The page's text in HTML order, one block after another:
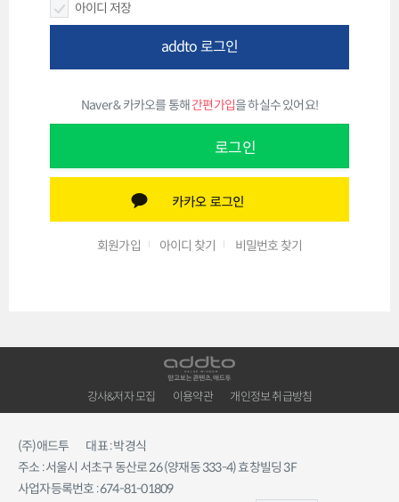
아이디 저장
addto 로그인
Naver & 카카오를 통해간편가입을 하실수 있어요!
로그인
회원가입 아이디 찾기 비밀번호 찾기
강사&저자 모집 이용약관 개인정보 취급방침
(주)애드투
대표 : 박경식
주소 : 서울시 서초구 동산로 26 (양재동 333-4) 효창빌딩 3F
사업자등록번호 : 674-81-01809